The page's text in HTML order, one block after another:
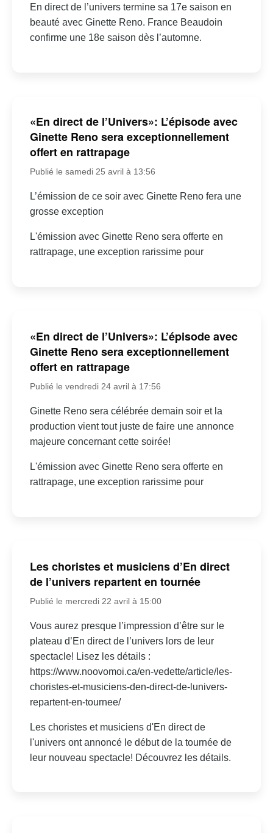
En direct de l’univers termine sa 17e saison en
beauté avec Ginette Reno. France Beaudoin
confirme une 18e saison dès l’automne.
«En direct de l’Univers»: L’épisode avec
Ginette Reno sera exceptionnellement
offert en rattrapage
Publié le samedi 25 avril à 13:56
L’émission de ce soir avec Ginette Reno fera une
grosse exception
L'émission avec Ginette Reno sera offerte en
rattrapage, une exception rarissime pour
«En direct de l’Univers»: L’épisode avec
Ginette Reno sera exceptionnellement
offert en rattrapage
Publié le vendredi 24 avril à 17:56
Ginette Reno sera célébrée demain soir et la
production vient tout juste de faire une annonce
majeure concernant cette soirée!
L'émission avec Ginette Reno sera offerte en
rattrapage, une exception rarissime pour
Les choristes et musiciens d’En direct
de l’univers repartent en tournée
Publié le mercredi 22 avril à 15:00
Vous aurez presque l’impression d’être sur le
plateau d’En direct de l’univers lors de leur
spectacle! Lisez les détails :
https://www.noovomoi.ca/en-vedette/article/les-
choristes-et-musiciens-den-direct-de-lunivers-
repartent-en-tournee/
Les choristes et musiciens d'En direct de
l'univers ont annoncé le début de la tournée de
leur nouveau spectacle! Découvrez les détails.